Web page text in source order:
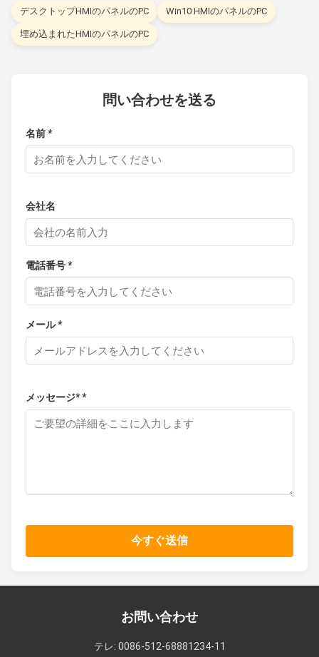
デスクトップHMIのパネルのPC Win10 HMIのパネルのPC
埋め込まれたHMIのパネルのPC
問い合わせを送る
名前 *
会社名
電話番号 *
メール *
メッセージ* *
今すぐ送信
お問い合わせ
テレ: 0086-512-68881234-11